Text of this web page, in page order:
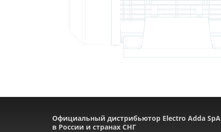
Официальный дистрибьютор Electro Adda SpA
в России и странах СНГ